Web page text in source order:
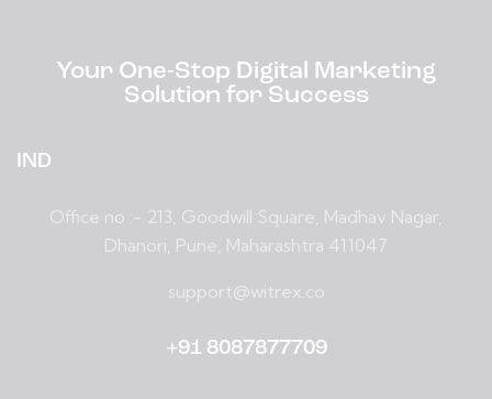
Your One-Stop Digital Marketing
Solution for Success
IND
Office no :- 213, Goodwill Square, Madhav Nagar,
Dhanori, Pune, Maharashtra 411047
support@witrex.co
+91 8087877709